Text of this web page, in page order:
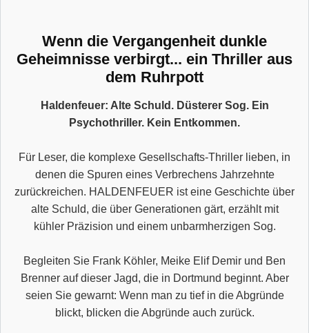
Wenn die Vergangenheit dunkle
Geheimnisse verbirgt... ein Thriller aus
dem Ruhrpott
Haldenfeuer: Alte Schuld. Düsterer Sog. Ein
Psychothriller. Kein Entkommen.
Für Leser, die komplexe Gesellschafts-Thriller lieben, in
denen die Spuren eines Verbrechens Jahrzehnte
zurückreichen. HALDENFEUER ist eine Geschichte über
alte Schuld, die über Generationen gärt, erzählt mit
kühler Präzision und einem unbarmherzigen Sog.
Begleiten Sie Frank Köhler, Meike Elif Demir und Ben
Brenner auf dieser Jagd, die in Dortmund beginnt. Aber
seien Sie gewarnt: Wenn man zu tief in die Abgründe
blickt, blicken die Abgründe auch zurück.